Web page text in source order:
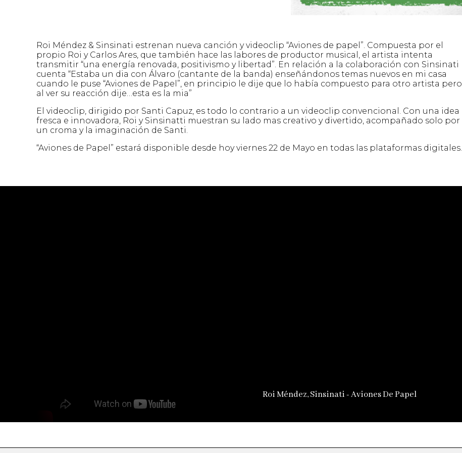
Roi Méndez & Sinsinati estrenan nueva canción y videoclip “Aviones de papel”. Compuesta por el
propio Roi y Carlos Ares, que también hace las labores de productor musical, el artista intenta
transmitir “una energía renovada, positivismo y libertad”. En relación a la colaboración con Sinsinati
cuenta “Estaba un dia con Álvaro (cantante de la banda) enseñándonos temas nuevos en mi casa
cuando le puse “Aviones de Papel”, en principio le dije que lo había compuesto para otro artista pero
al ver su reacción dije…esta es la mia”
El videoclip, dirigido por Santi Capuz, es todo lo contrario a un videoclip convencional. Con una idea
fresca e innovadora, Roi y Sinsinatti muestran su lado mas creativo y divertido, acompañado solo por
un croma y la imaginación de Santi.
“Aviones de Papel” estará disponible desde hoy viernes 22 de Mayo en todas las plataformas digitales.
Roi Méndez, Sinsinati - Aviones De Papel